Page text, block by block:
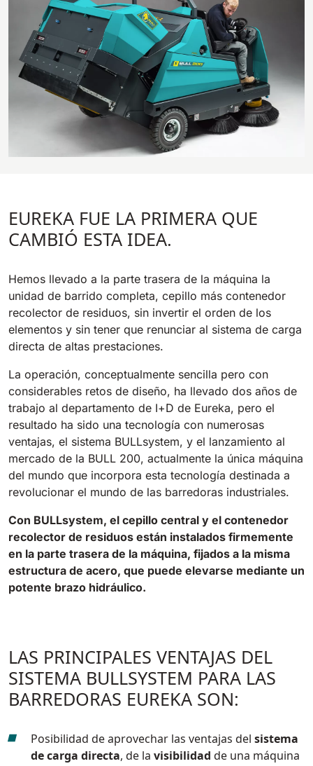
EUREKA FUE LA PRIMERA QUE
CAMBIÓ ESTA IDEA.
Hemos llevado a la parte trasera de la máquina la
unidad de barrido completa, cepillo más contenedor
recolector de residuos, sin invertir el orden de los
elementos y sin tener que renunciar al sistema de carga
directa de altas prestaciones.
La operación, conceptualmente sencilla pero con
considerables retos de diseño, ha llevado dos años de
trabajo al departamento de I+D de Eureka, pero el
resultado ha sido una tecnología con numerosas
ventajas, el sistema BULLsystem, y el lanzamiento al
mercado de la BULL 200, actualmente la única máquina
del mundo que incorpora esta tecnología destinada a
revolucionar el mundo de las barredoras industriales.
Con BULLsystem, el cepillo central y el contenedor
recolector de residuos están instalados firmemente
en la parte trasera de la máquina, fijados a la misma
estructura de acero, que puede elevarse mediante un
potente brazo hidráulico.
LAS PRINCIPALES VENTAJAS DEL
SISTEMA BULLSYSTEM PARA LAS
BARREDORAS EUREKA SON:
Posibilidad de aprovechar las ventajas del sistema
de carga directa, de la visibilidad de una máquina